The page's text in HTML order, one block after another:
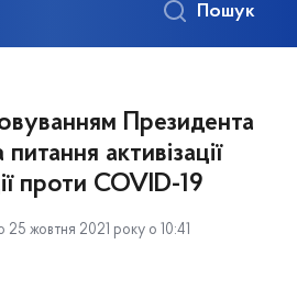
Пошук
Президента
активізації
проти COVID-19
25 жовтня 2021 року о 10:41